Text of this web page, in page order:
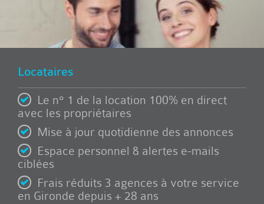
Locataires
Le n° 1 de la location 100% en direct
avec les propriétaires
Mise à jour quotidienne des annonces
Espace personnel & alertes e-mails
ciblées
Frais réduits 3 agences à votre service
en Gironde depuis + 28 ans